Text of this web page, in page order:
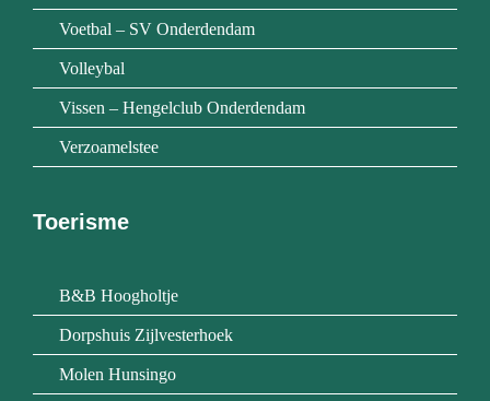
Voetbal – SV Onderdendam
Volleybal
Vissen – Hengelclub Onderdendam
Verzoamelstee
Toerisme
B&B Hoogholtje
Dorpshuis Zijlvesterhoek
Molen Hunsingo